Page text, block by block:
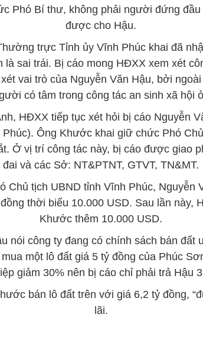
Phó Bí thư, không phải người đứng
được cho Hậu.
trực Tỉnh ủy Vĩnh Phúc khai đã
là sai trái. Bị cáo mong HĐXX xem xét
vai trò của Nguyễn Văn Hậu, bởi
có tâm trong công tác an sinh xã hội
HĐXX tiếp tục xét hỏi bị cáo Nguyễn
Phúc). Ông Khước khai giữ chức Phó
Ở vị trí công tác này, bị cáo được giao
đai và các Sở: NT&PTNT, GTVT, TN&MT.
Chủ tịch UBND tỉnh Vĩnh Phúc, Nguyễn
thời biếu 10.000 USD. Sau lần này,
Khước thêm 10.000 USD.
nói công ty đang có chính sách bán đất
một lô đất giá 5 tỷ đồng của Phúc
giảm 30% nên bị cáo chỉ phải trả Hậu
bán lô đất trên với giá 6,2 tỷ đồng,
lãi.